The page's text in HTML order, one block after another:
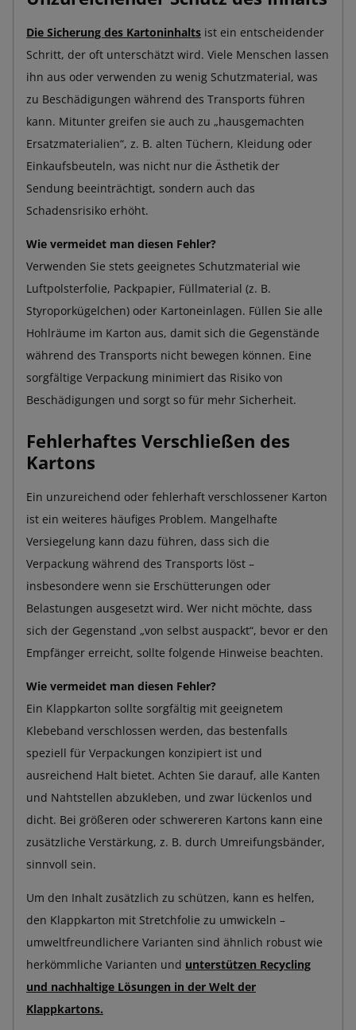
Die Sicherung des Kartoninhalts ist ein entscheidender
Schritt, der oft unterschätzt wird. Viele Menschen lassen
ihn aus oder verwenden zu wenig Schutzmaterial, was
zu Beschädigungen während des Transports führen
kann. Mitunter greifen sie auch zu „hausgemachten
Ersatzmaterialien“, z. B. alten Tüchern, Kleidung oder
Einkaufsbeuteln, was nicht nur die Ästhetik der
Sendung beeinträchtigt, sondern auch das
Schadensrisiko erhöht.
Wie vermeidet man diesen Fehler?
Verwenden Sie stets geeignetes Schutzmaterial wie
Luftpolsterfolie, Packpapier, Füllmaterial (z. B.
Styroporkügelchen) oder Kartoneinlagen. Füllen Sie alle
Hohlräume im Karton aus, damit sich die Gegenstände
während des Transports nicht bewegen können. Eine
sorgfältige Verpackung minimiert das Risiko von
Beschädigungen und sorgt so für mehr Sicherheit.
Fehlerhaftes Verschließen des
Kartons
Ein unzureichend oder fehlerhaft verschlossener Karton
ist ein weiteres häufiges Problem. Mangelhafte
Versiegelung kann dazu führen, dass sich die
Verpackung während des Transports löst –
insbesondere wenn sie Erschütterungen oder
Belastungen ausgesetzt wird. Wer nicht möchte, dass
sich der Gegenstand „von selbst auspackt“, bevor er den
Empfänger erreicht, sollte folgende Hinweise beachten.
Wie vermeidet man diesen Fehler?
Ein Klappkarton sollte sorgfältig mit geeignetem
Klebeband verschlossen werden, das bestenfalls
speziell für Verpackungen konzipiert ist und
ausreichend Halt bietet. Achten Sie darauf, alle Kanten
und Nahtstellen abzukleben, und zwar lückenlos und
dicht. Bei größeren oder schwereren Kartons kann eine
zusätzliche Verstärkung, z. B. durch Umreifungsbänder,
sinnvoll sein.
Um den Inhalt zusätzlich zu schützen, kann es helfen,
den Klappkarton mit Stretchfolie zu umwickeln –
umweltfreundlichere Varianten sind ähnlich robust wie
herkömmliche Varianten und unterstützen Recycling
und nachhaltige Lösungen in der Welt der
Klappkartons.